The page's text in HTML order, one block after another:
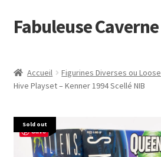
Aller
à
navigation
Aller
au
Fabuleuse Caverne
En boutique
Superflat Museum Murakami
En réapprovisionnement
Accueil Figurines Diverses ou Loose
Hive Playset – Kenner 1994 Scellé NIB
Sold out
Save